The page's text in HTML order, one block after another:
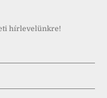
hírlevelünkre!